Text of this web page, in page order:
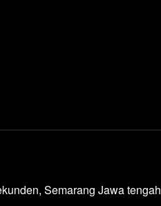
Semarang Jawa tengah